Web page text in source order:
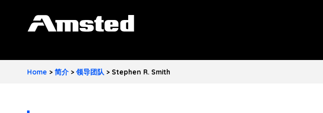
A
S
Home > 简介> 领导团队 > Stephen R. Smith